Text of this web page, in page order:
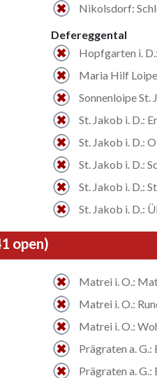
Nikolsdorf:
Defereggental
Hopfgarten i.
Maria Hilf
Sonnenloipe St.
St. Jakob i. D.:
St. Jakob i. D.:
St. Jakob i. D.:
St. Jakob i. D.:
St. Jakob i. D.:
open)
Matrei i. O.:
Matrei i. O.:
Matrei i. O.:
Prägraten a.
Prägraten a.